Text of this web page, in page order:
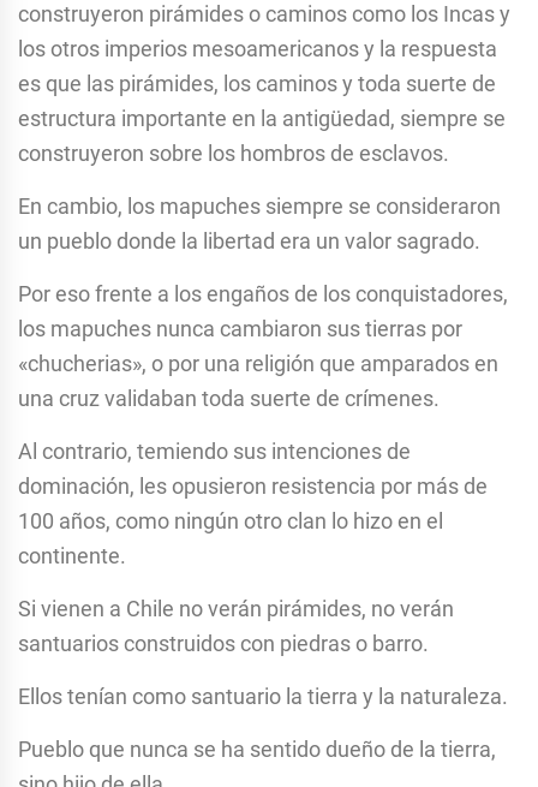
construyeron pirámides o caminos como los Incas y
los otros imperios mesoamericanos y la respuesta
es que las pirámides, los caminos y toda suerte de
estructura importante en la antigüedad, siempre se
construyeron sobre los hombros de esclavos.
En cambio, los mapuches siempre se consideraron
un pueblo donde la libertad era un valor sagrado.
Por eso frente a los engaños de los conquistadores,
los mapuches nunca cambiaron sus tierras por
«chucherias», o por una religión que amparados en
una cruz validaban toda suerte de crímenes.
Al contrario, temiendo sus intenciones de
dominación, les opusieron resistencia por más de
100 años, como ningún otro clan lo hizo en el
continente.
Si vienen a Chile no verán pirámides, no verán
santuarios construidos con piedras o barro.
Ellos tenían como santuario la tierra y la naturaleza.
Pueblo que nunca se ha sentido dueño de la tierra,